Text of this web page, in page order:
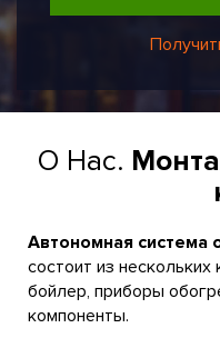
О Нас.
Автономная система
состоит из
бойлер, приборы
компоненты.